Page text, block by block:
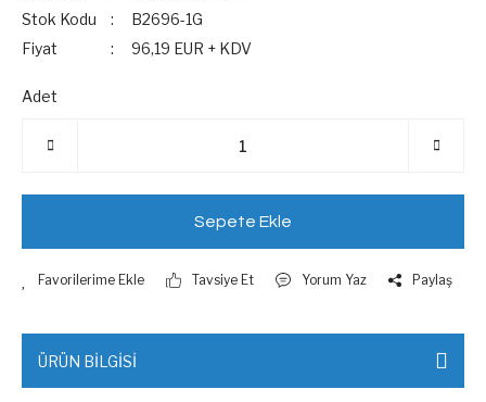
Stok Kodu
B2696-1G
Fiyat
96,19 EUR + KDV
Adet
Sepete Ekle
Tavsiye Et Yorum Yaz Paylaş
ÜRÜN BİLGİSİ